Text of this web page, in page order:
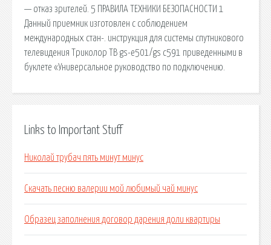
— отказ зрителей. 5 ПРАВИЛА ТЕХНИКИ БЕЗОПАСНОСТИ 1
Данный приемник изготовлен с соблюдением
международных стан-. инструкция для системы спутникового
телевидения Триколор ТВ gs-e501/gs c591 приведенными в
буклете «Универсальное руководство по подключению.
Links to Important Stuff
Николай трубач пять минут минус
Скачать песню валерии мой любимый чай минус
Образец заполнения договор дарения доли квартиры